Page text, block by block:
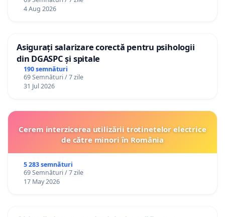
4 Aug 2026
Asigurați salarizare corectă pentru psihologii
din DGASPC și spitale
190 semnături
69 Semnături / 7 zile
31 Jul 2026
Cerem interzicerea utilizării trotinetelor electrice
de către minori în România
5 283 semnături
69 Semnături / 7 zile
17 May 2026